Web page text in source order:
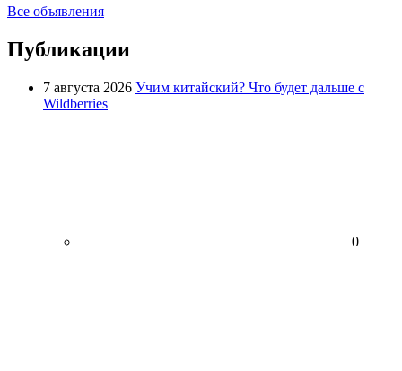
Все объявления
Публикации
7 августа 2026 Учим китайский? Что будет дальше с
Wildberries
0